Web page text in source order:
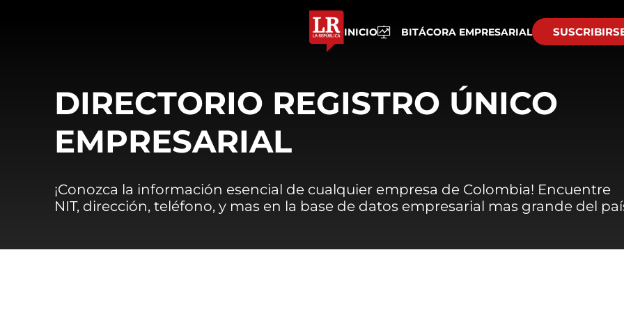
INICIO BITÁCORA EMPRESARIAL
DIRECTORIO REGISTRO ÚNICO
EMPRESARIAL
¡Conozca la información esencial de cualquier empresa de Colombia! Encuentre
NIT, dirección, teléfono, y mas en la base de datos empresarial mas grande del